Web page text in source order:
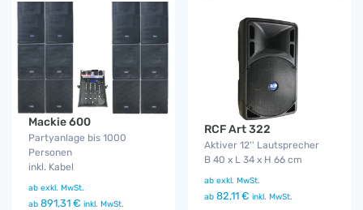
Mackie 600
Partyanlage bis 1000
Personen
inkl. Kabel
ab exkl. MwSt.
ab 891,31 € inkl. MwSt.
RCF Art 322
Aktiver 12'' Lautsprecher
B 40 x L 34 x H 66 cm
ab exkl. MwSt.
ab 82,11 € inkl. MwSt.